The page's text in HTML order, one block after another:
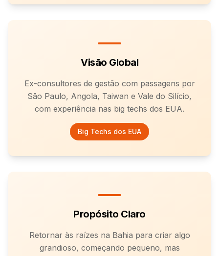
Visão Global
Ex-consultores de gestão com passagens por
São Paulo, Angola, Taiwan e Vale do Silício,
com experiência nas big techs dos EUA.
Big Techs dos EUA
Propósito Claro
Retornar às raízes na Bahia para criar algo
grandioso, começando pequeno, mas